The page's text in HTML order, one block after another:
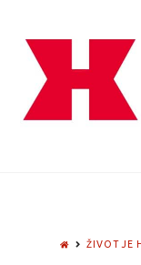
HOMEŽIVOT JE